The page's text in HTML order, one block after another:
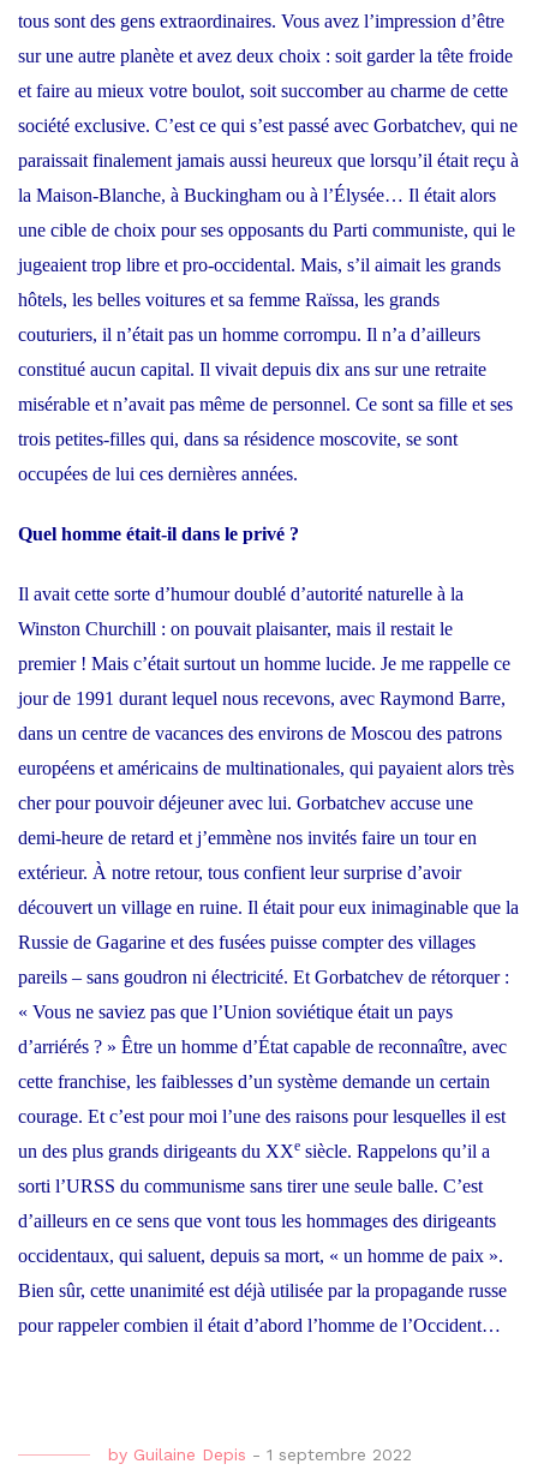
tous sont des gens extraordinaires. Vous avez l’impression d’être
sur une autre planète et avez deux choix : soit garder la tête froide
et faire au mieux votre boulot, soit succomber au charme de cette
société exclusive. C’est ce qui s’est passé avec Gorbatchev, qui ne
paraissait finalement jamais aussi heureux que lorsqu’il était reçu à
la Maison-Blanche, à Buckingham ou à l’Élysée… Il était alors
une cible de choix pour ses opposants du Parti communiste, qui le
jugeaient trop libre et pro-occidental. Mais, s’il aimait les grands
hôtels, les belles voitures et sa femme Raïssa, les grands
couturiers, il n’était pas un homme corrompu. Il n’a d’ailleurs
constitué aucun capital. Il vivait depuis dix ans sur une retraite
misérable et n’avait pas même de personnel. Ce sont sa fille et ses
trois petites-filles qui, dans sa résidence moscovite, se sont
occupées de lui ces dernières années.
Quel homme était-il dans le privé ?
Il avait cette sorte d’humour doublé d’autorité naturelle à la
Winston Churchill : on pouvait plaisanter, mais il restait le
premier ! Mais c’était surtout un homme lucide. Je me rappelle ce
jour de 1991 durant lequel nous recevons, avec Raymond Barre,
dans un centre de vacances des environs de Moscou des patrons
européens et américains de multinationales, qui payaient alors très
cher pour pouvoir déjeuner avec lui. Gorbatchev accuse une
demi-heure de retard et j’emmène nos invités faire un tour en
extérieur. À notre retour, tous confient leur surprise d’avoir
découvert un village en ruine. Il était pour eux inimaginable que la
Russie de Gagarine et des fusées puisse compter des villages
pareils – sans goudron ni électricité. Et Gorbatchev de rétorquer :
« Vous ne saviez pas que l’Union soviétique était un pays
d’arriérés ? » Être un homme d’État capable de reconnaître, avec
cette franchise, les faiblesses d’un système demande un certain
courage. Et c’est pour moi l’une des raisons pour lesquelles il est
un des plus grands dirigeants du XXe siècle. Rappelons qu’il a
sorti l’URSS du communisme sans tirer une seule balle. C’est
d’ailleurs en ce sens que vont tous les hommages des dirigeants
occidentaux, qui saluent, depuis sa mort, « un homme de paix ».
Bien sûr, cette unanimité est déjà utilisée par la propagande russe
pour rappeler combien il était d’abord l’homme de l’Occident…
by Guilaine Depis - 1 septembre 2022